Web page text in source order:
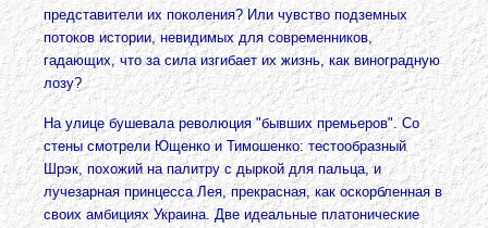
представители их поколения? Или чувство подземных
потоков истории, невидимых для современников,
гадающих, что за сила изгибает их жизнь, как виноградную
лозу?
На улице бушевала революция "бывших премьеров". Со
стены смотрели Ющенко и Тимошенко: тестообразный
Шрэк, похожий на палитру с дыркой для пальца, и
лучезарная принцесса Лея, прекрасная, как оскорбленная в
своих амбициях Украина. Две идеальные платонические